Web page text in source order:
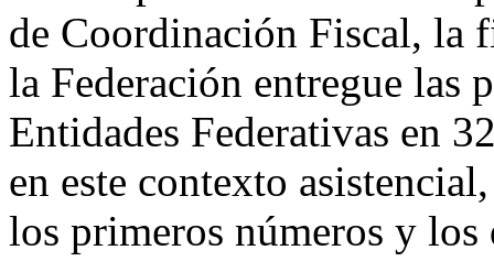
de Coordinación Fiscal, la
la Federación entregue las
Entidades Federativas en
en este contexto
los primeros números y